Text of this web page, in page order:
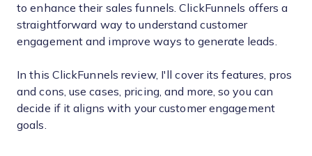
to enhance their sales funnels. ClickFunnels offers a
straightforward way to understand customer
engagement and improve ways to generate leads.
In this ClickFunnels review, I'll cover its features, pros
and cons, use cases, pricing, and more, so you can
decide if it aligns with your customer engagement
goals.